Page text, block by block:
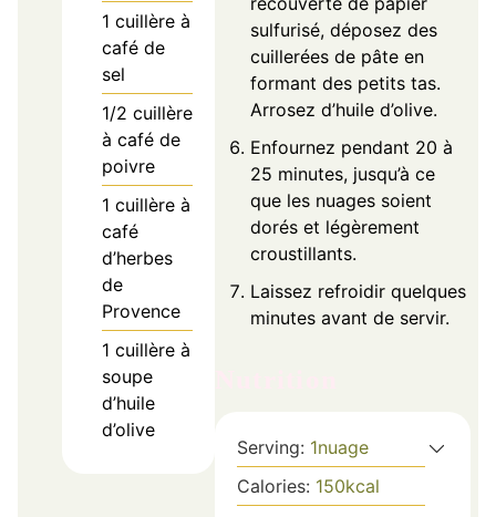
1 cuillère à
café de
sel
1/2 cuillère
à café de
poivre
1 cuillère à
café
d’herbes
de
Provence
1 cuillère à
soupe
d’huile
d’olive
sulfurisé, déposez des
cuillerées de pâte en
formant des petits tas.
Arrosez d’huile d’olive.
Enfournez pendant 20 à
25 minutes, jusqu’à ce
que les nuages soient
dorés et légèrement
croustillants.
Laissez refroidir quelques
minutes avant de servir.
Serving: 1nuage
Calories: 150kcal